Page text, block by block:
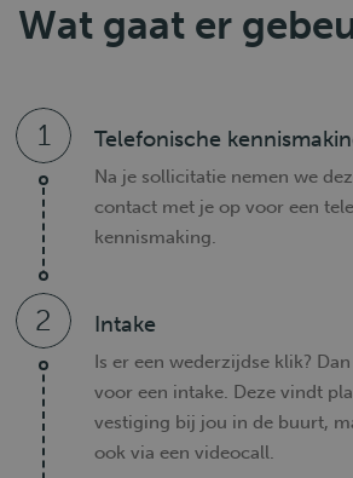
Wat gaat er
1 Telefonische
Na je sollicitatie nemen we
contact met je op voor een
kennismaking.
2 Intake
Is er een wederzijdse klik?
voor een intake. Deze vindt
vestiging bij jou in de buurt,
ook via een videocall.